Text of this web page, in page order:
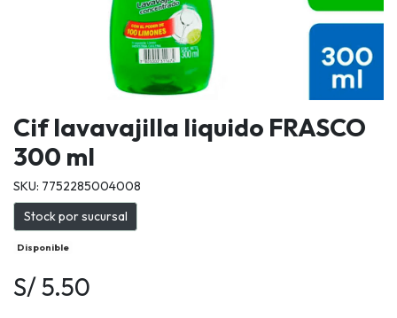
Cif lavavajilla liquido FRASCO
300 ml
SKU: 7752285004008
Stock por sucursal
Disponible
S/ 5.50